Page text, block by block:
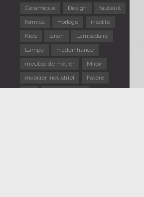
Céramique
Design
fauteuil
formica
Horloge
insolite
Kids
laiton
Lampadaire
Lampe
madeinfrance
meuble de métier
Miroir
mobilier industriel
Patère